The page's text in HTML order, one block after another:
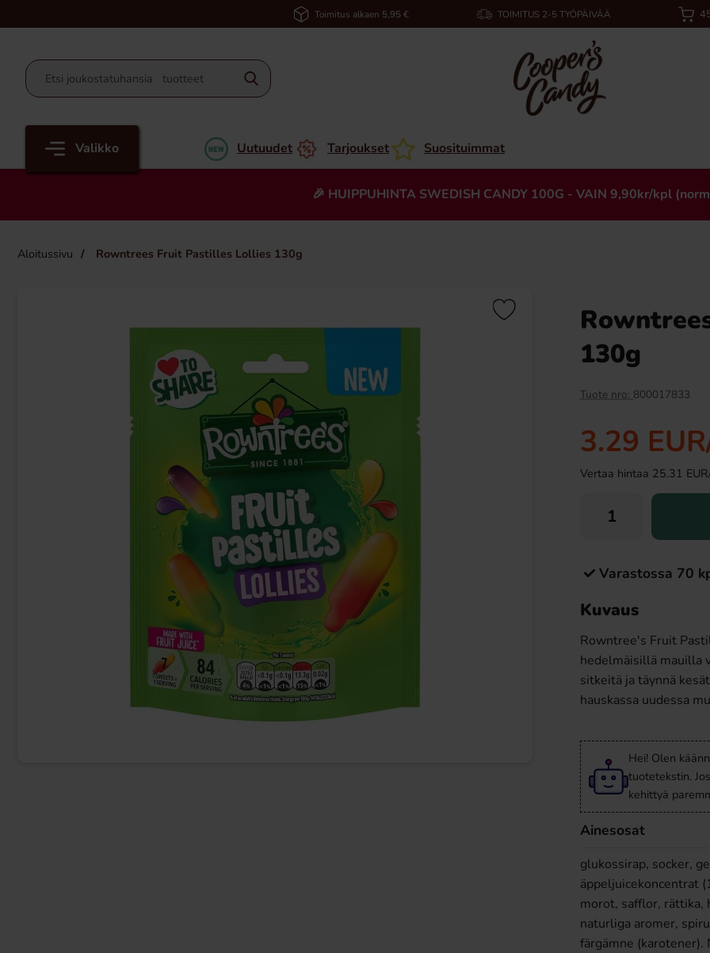
Toimitus alkaen 5,95 € TOIMITUS 2-5 TYÖPÄIVÄÄ
Valikko Uutuudet Tarjoukset Suosituimmat
🎉 HUIPPUHINTA SWEDISH CANDY 100G - VAIN 9,90kr/kpl
Aloitussivu Rowntrees Fruit Pastilles Lollies 130g
Butterfinger suklaa 53,8g Ramlösa Kirsikka 33cl
1.19 EUR
130g
Tuote nro: 800017833
3.29 EUR
Vertaa hintaa 25.31
Varastossa 70
Kuvaus
Rowntree's Fruit
hedelmäisillä mauilla
sitkeitä ja täynnä
hauskassa uudessa
Hei! Olen
tuotetekstin.
kehittyä
Ainesosat
glukossirap, socker,
äppeljuicekoncentrat
morot, safflor, rättika,
naturliga aromer,
färgämne